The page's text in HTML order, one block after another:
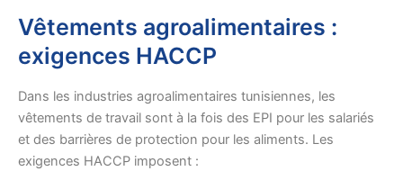
Vêtements agroalimentaires :
exigences HACCP
Dans les industries agroalimentaires tunisiennes, les
vêtements de travail sont à la fois des EPI pour les salariés
et des barrières de protection pour les aliments. Les
exigences HACCP imposent :